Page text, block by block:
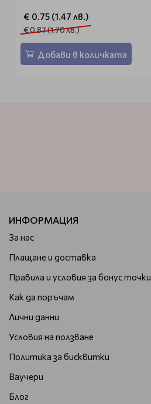
€ 0.75 (1.47 лв.)
€ 0.87 (1.70 лв.)
Добави в количката
ИНФОРМАЦИЯ
За нас
Плащане и доставка
Правила и условия за бонус точки
Как да поръчам
Лични данни
Условия на ползване
Политика за бисквитки
Ваучери
Блог